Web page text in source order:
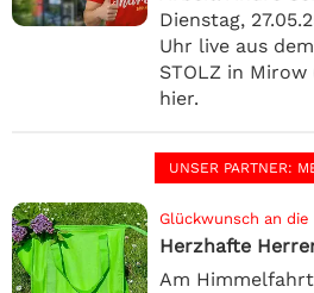
Dienstag,
Uhr live aus
STOLZ in
hier.
UNSER PARTNER:
Glückwunsch an die
Herzhafte
Am